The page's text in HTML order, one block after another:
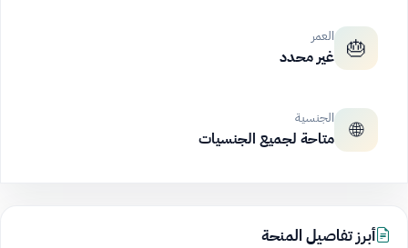
🎂 العمر
غير محدد
🌐 الجنسية
متاحة لجميع الجنسيات
أبرز تفاصيل المنحة